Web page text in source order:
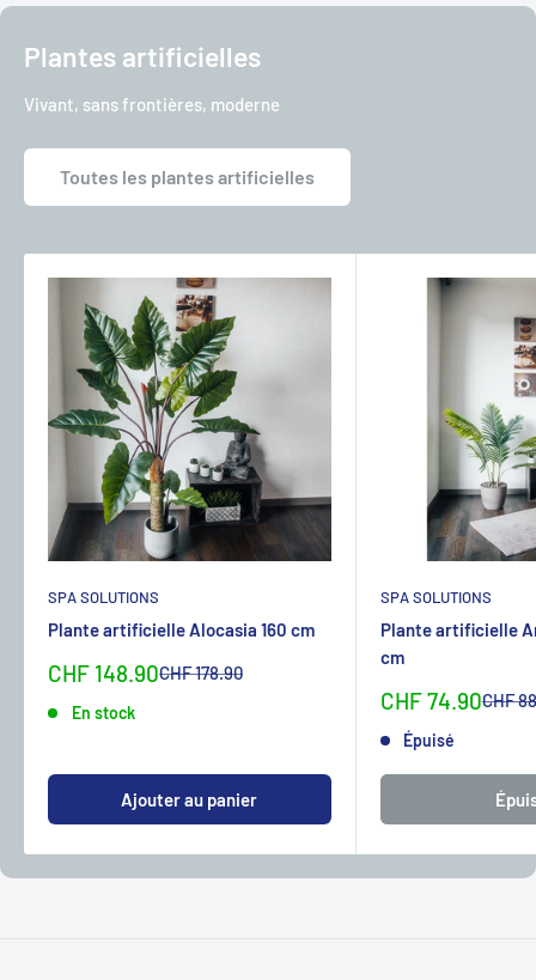
Plantes artificielles
Vivant, sans frontières, moderne
Toutes les plantes artificielles
SPA SOLUTIONS
Plante artificielle Alocasia 160 cm
Sonderpreis
CHF 148.90Normalpreis
CHF 178.90
En stock
Ajouter au panier
SPA SOLUTIONS
Plante artificielle
cm
Sonderpreis
CHF 74.90CHF
Épuisé